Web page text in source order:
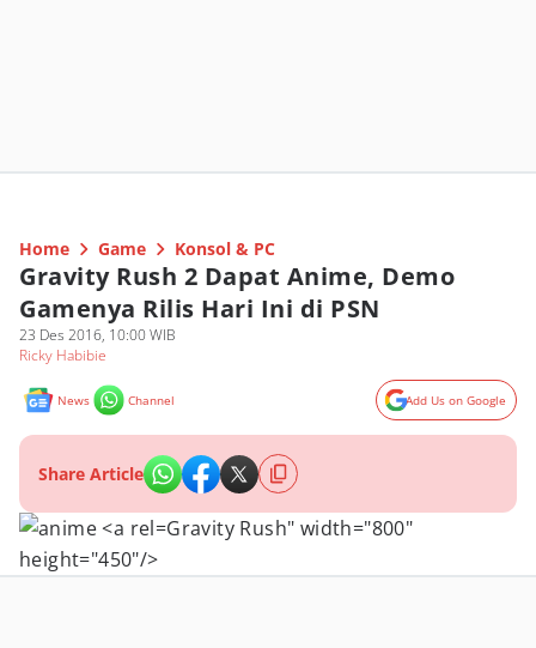
Home Game Konsol & PC
Gravity Rush 2 Dapat Anime, Demo
Gamenya Rilis Hari Ini di PSN
23 Des 2016, 10:00 WIB
Ricky Habibie
News Channel Add Us on Google
Share Article
Gravity Rush" width="800"
height="450"/>